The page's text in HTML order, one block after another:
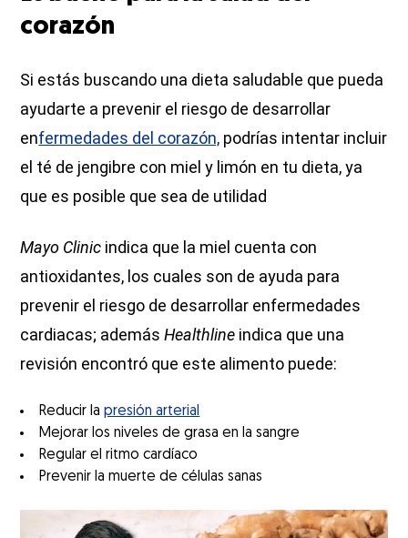
corazón
Si estás buscando una dieta saludable que pueda
ayudarte a prevenir el riesgo de desarrollar
enfermedades del corazón, podrías intentar incluir
el té de jengibre con miel y limón en tu dieta, ya
que es posible que sea de utilidad
Mayo Clinic indica que la miel cuenta con
antioxidantes, los cuales son de ayuda para
prevenir el riesgo de desarrollar enfermedades
cardiacas; ademásHealthline indica que una
revisión encontró que este alimento puede:
Reducir lapresión arterial
Mejorar los niveles de grasa en la sangre
Regular el ritmo cardíaco
Prevenir la muerte de células sanas